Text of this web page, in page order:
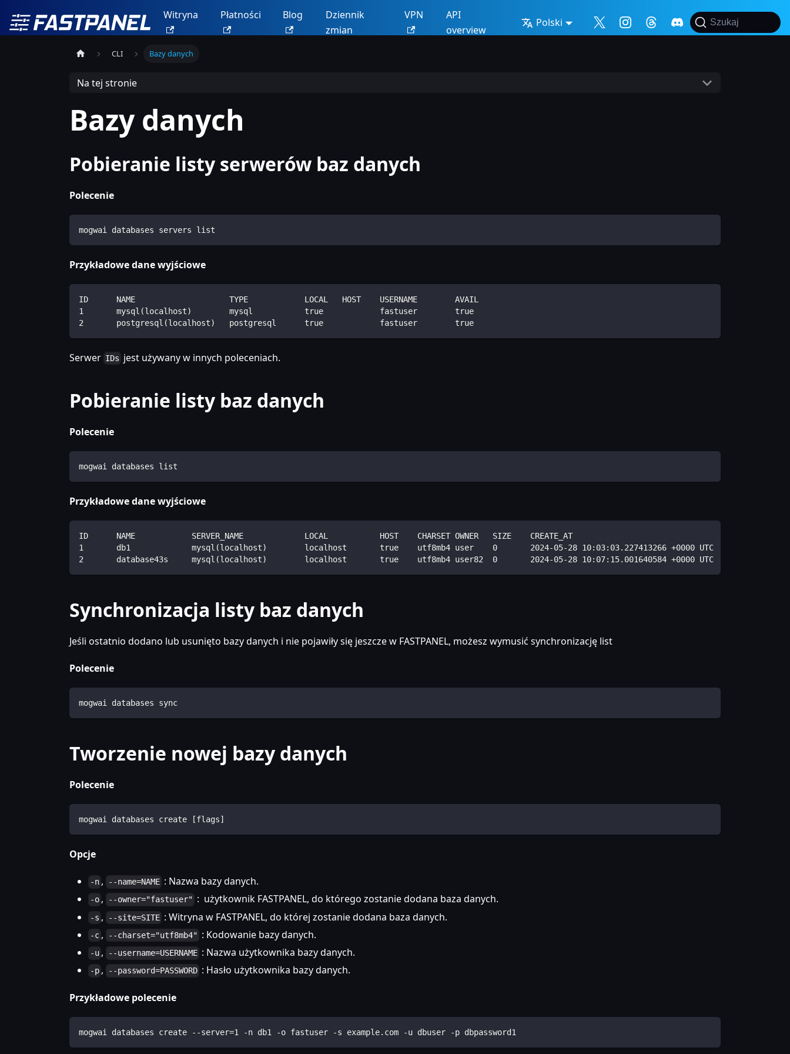
Witryna Płatności Blog
Dziennik
zmian
VPN
API
overview
Polski Szukaj
CLI Bazy danych
Na tej stronie
Bazy danych
Pobieranie listy serwerów baz danych
Polecenie
mogwai databases servers list
Przykładowe dane wyjściowe
ID      NAME                    TYPE            LOCAL   HOST    USERNAME        AVAIL
1       mysql(localhost)        mysql           true            fastuser        true
2       postgresql(localhost)   postgresql      true            fastuser        true
Serwer IDs jest używany w innych poleceniach.
Pobieranie listy baz danych
Polecenie
mogwai databases list
Przykładowe dane wyjściowe
ID      NAME            SERVER_NAME             LOCAL           HOST    CHARSET OWNER   SIZE    CREATE_AT
1       db1             mysql(localhost)        localhost       true    utf8mb4 user    0       2024-05-28 10:03:03.227413266 +0000 UTC
2       database43s     mysql(localhost)        localhost       true    utf8mb4 user82  0       2024-05-28 10:07:15.001640584 +0000 UTC
Synchronizacja listy baz danych
Jeśli ostatnio dodano lub usunięto bazy danych i nie pojawiły się jeszcze w FASTPANEL, możesz wymusić synchronizację list
Polecenie
mogwai databases sync
Tworzenie nowej bazy danych
Polecenie
mogwai databases create [flags]
Opcje
-n , --name=NAME : Nazwa bazy danych.
-o , --owner="fastuser" : użytkownik FASTPANEL, do którego zostanie dodana baza danych.
-s , --site=SITE : Witryna w FASTPANEL, do której zostanie dodana baza danych.
-c , --charset="utf8mb4" : Kodowanie bazy danych.
-u , --username=USERNAME : Nazwa użytkownika bazy danych.
-p , --password=PASSWORD : Hasło użytkownika bazy danych.
Przykładowe polecenie
mogwai databases create --server=1 -n db1 -o fastuser -s example.com -u dbuser -p dbpassword1